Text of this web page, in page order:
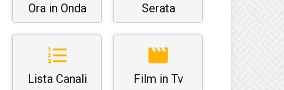
Ora in Onda Serata
Lista Canali Film in Tv